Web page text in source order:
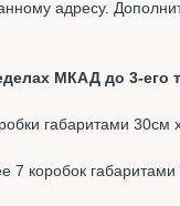
адресу.
МКАД до 3-его
габаритами 30см
7 коробок